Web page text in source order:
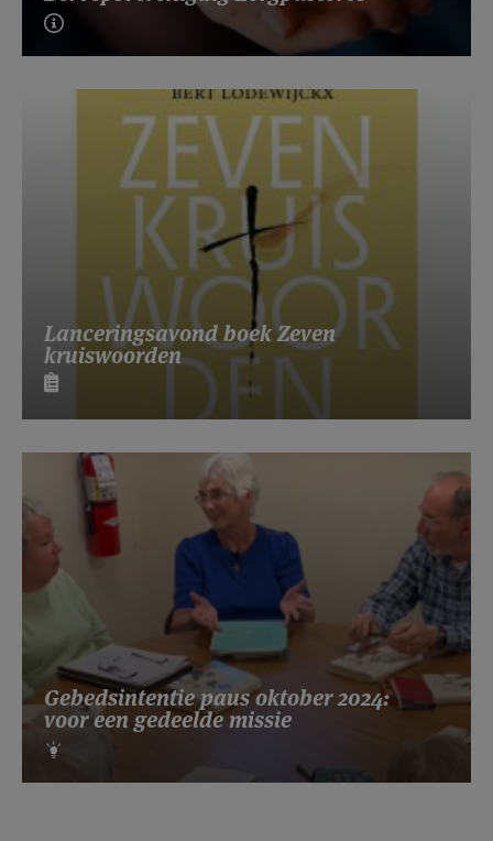
Lanceringsavond boek Zeven
kruiswoorden
Gebedsintentie paus oktober 2024:
voor een gedeelde missie